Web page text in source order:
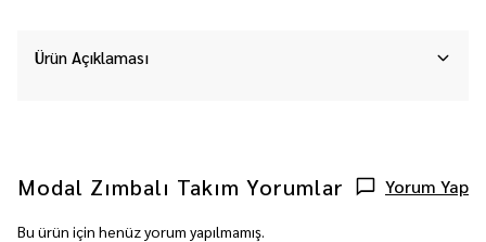
Ürün Açıklaması
Modal Zımbalı Takım Yorumlar Yorum Yap
Bu ürün için henüz yorum yapılmamış.